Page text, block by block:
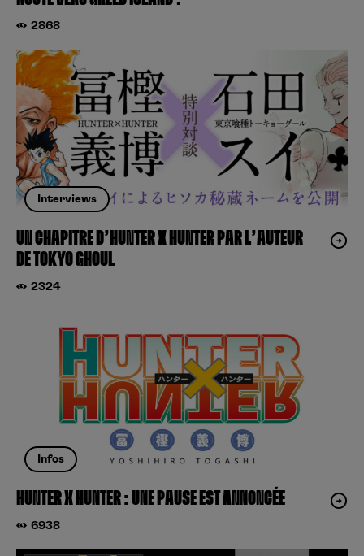
2868
Interviews
UN CHAPITRE D’HUNTER X HUNTER PAR L’AUTEUR
DE TOKYO GHOUL
2324
Infos
HUNTER X HUNTER : UNE PAUSE EST ANNONCÉE
6938